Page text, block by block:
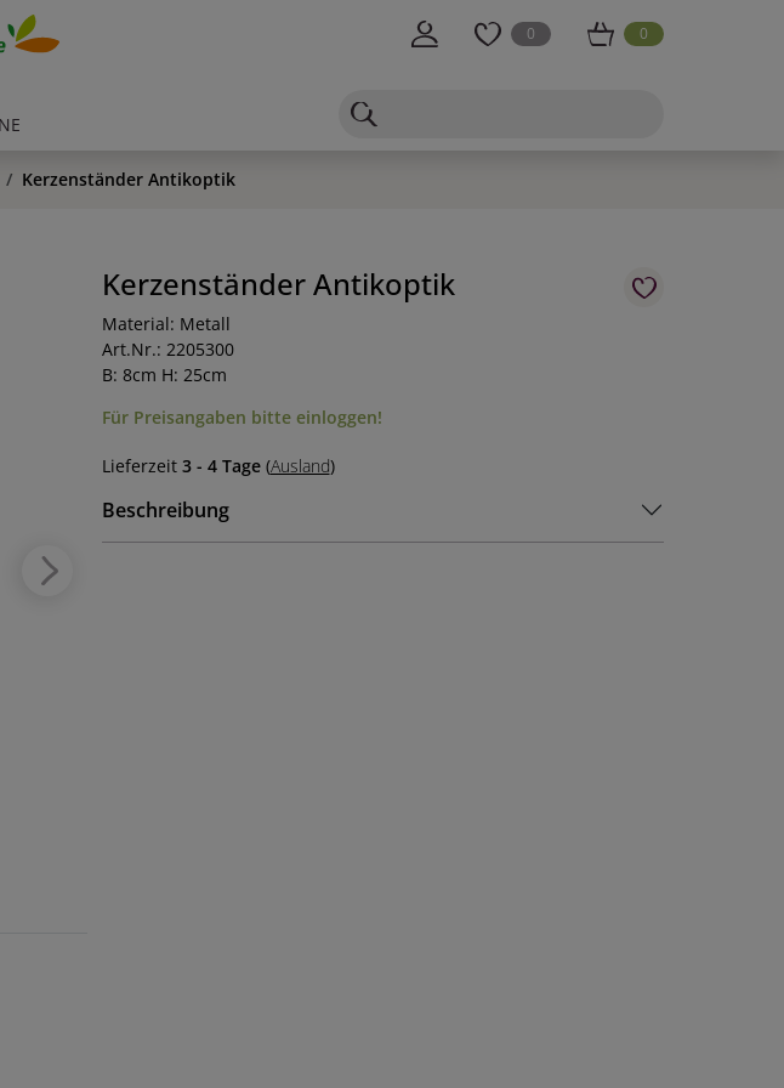
0 0
Kerzenständer Antikoptik
Kerzenständer Antikoptik
Material: Metall
Art.Nr.: 2205300
B: 8cm H: 25cm
Für Preisangaben bitte einloggen!
Lieferzeit 3 - 4 Tage(Ausland)
Beschreibung